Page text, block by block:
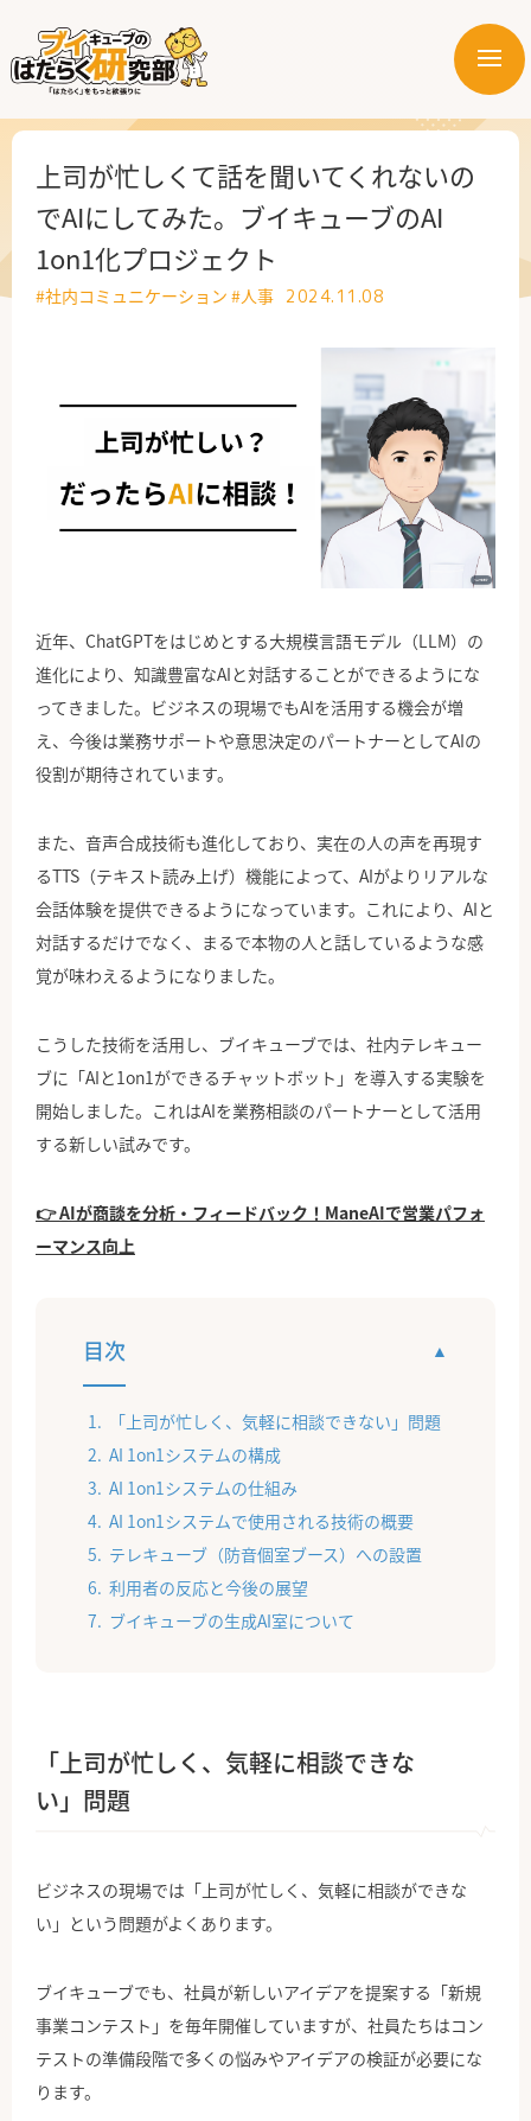
メ
ー
はたらく部署
はたらく課題
はたらく製品・サービス
公式X
上司が忙しくて話を聞いてくれないの
でAIにしてみた。ブイキューブのAI
1on1化プロジェクト
#社内コミュニケーション #人事 2024.11.08
近年、ChatGPTをはじめとする大規模言語モデル（LLM）の
進化により、知識豊富なAIと対話することができるようにな
ってきました。ビジネスの現場でもAIを活用する機会が増
え、今後は業務サポートや意思決定のパートナーとしてAIの
役割が期待されています。
また、音声合成技術も進化しており、実在の人の声を再現す
るTTS（テキスト読み上げ）機能によって、AIがよりリアルな
会話体験を提供できるようになっています。これにより、AIと
対話するだけでなく、まるで本物の人と話しているような感
覚が味わえるようになりました。
こうした技術を活用し、ブイキューブでは、社内テレキュー
ブに「AIと1on1ができるチャットボット」を導入する実験を
開始しました。これはAIを業務相談のパートナーとして活用
する新しい試みです。
👉 AIが商談を分析・フィードバック！ManeAIで営業パフォ
ーマンス向上
目次
「上司が忙しく、気軽に相談できない」問題
AI 1on1システムの構成
AI 1on1システムの仕組み
AI 1on1システムで使用される技術の概要
テレキューブ（防音個室ブース）への設置
利用者の反応と今後の展望
ブイキューブの生成AI室について
「上司が忙しく、気軽に相談できな
い」問題
ビジネスの現場では「上司が忙しく、気軽に相談ができな
い」という問題がよくあります。
ブイキューブでも、社員が新しいアイデアを提案する「新規
事業コンテスト」を毎年開催していますが、社員たちはコン
テストの準備段階で多くの悩みやアイデアの検証が必要にな
ります。